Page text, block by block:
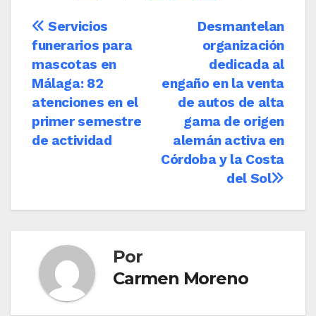
Navegación
de
entradas
Desmantelan
organización
dedicada al
engaño en la venta
de autos de alta
gama de origen
alemán activa en
Córdoba y la Costa
del Sol
Servicios
funerarios para
mascotas en
Málaga: 82
atenciones en el
primer semestre
de actividad
Por
Carmen Moreno